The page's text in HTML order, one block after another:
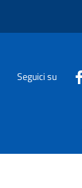
Seguici su